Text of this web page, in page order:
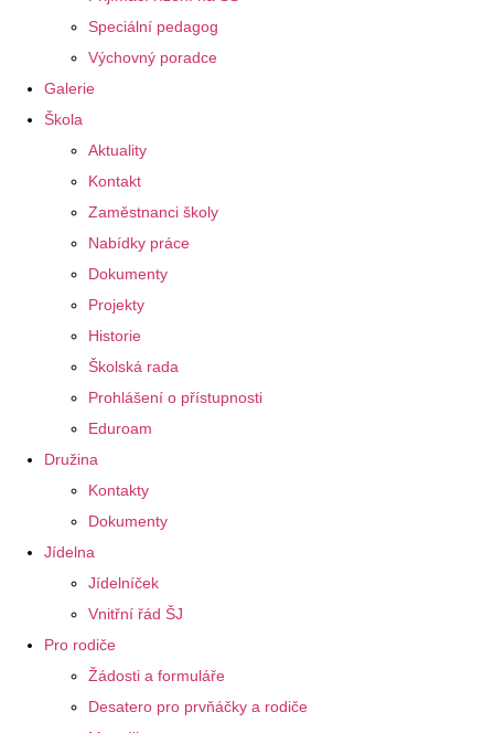
Speciální pedagog
Výchovný poradce
Galerie
Škola
Aktuality
Kontakt
Zaměstnanci školy
Nabídky práce
Dokumenty
Projekty
Historie
Školská rada
Prohlášení o přístupnosti
Eduroam
Družina
Kontakty
Dokumenty
Jídelna
Jídelníček
Vnitřní řád ŠJ
Pro rodiče
Žádosti a formuláře
Desatero pro prvňáčky a rodiče